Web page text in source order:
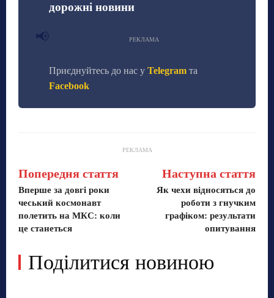
📢
дорожні новини
РЕКЛАМА
Приєднуйтесь до нас у Telegram та
Facebook
РЕКЛАМА
Попередня стаття
Вперше за довгі роки
чеський космонавт
полетить на МКС: коли
це станеться
Наступна стаття
Як чехи відносяться до
роботи з гнучким
графіком: результати
опитування
Поділитися новиною